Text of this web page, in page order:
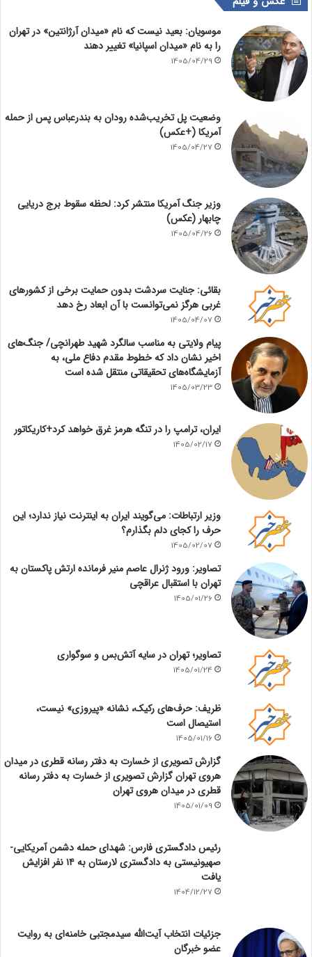
موسویان: بعید نیست که نام «میدان آرژانتین» در تهران
را به نام «میدان اسپانیا» تغییر دهند
1405/04/29
وضعیت پل تخریب‌شده رودان به بندرعباس پس از حمله
آمریکا (+عکس)
1405/04/27
وزیر جنگ آمریکا منتشر کرد: لحظه سقوط برج دریایی
چابهار (عکس)
1405/04/26
بقائی: جنایت سردشت بدون حمایت برخی از کشورهای
غربی هرگز نمی‌توانست با آن ابعاد رخ دهد
1405/04/07
پیام ولایتی به مناسب سالگرد شهید طهرانچی/ جنگ‌های
اخیر نشان داد که خطوط مقدم دفاع ملی، به
آزمایشگاه‌های تحقیقاتی منتقل شده است
1405/03/23
ایران، ترامپ را در تنگه هرمز غرق خواهد کرد+کاریکاتور
1405/02/17
وزیر ارتباطات: می‌گویند ایران به اینترنت نیاز ندارد؛ این
حرف را کجای دلم بگذارم؟
1405/02/07
تصاویر: ورود ژنرال عاصم منیر فرمانده ارتش پاکستان به
تهران با استقبال عراقچی
1405/01/26
تصاویر؛ تهران در سایه آتش‌بس و سوگواری
1405/01/24
ظریف: حرف‌های رکیک، نشانه «پیروزی» نیست،
استیصال است
1405/01/16
گزارش تصویری از خسارت به دفتر رسانه قطری در میدان
هروی تهران گزارش تصویری از خسارت به دفتر رسانه
قطری در میدان هروی تهران
1405/01/09
رئیس دادگستری فارس: شهدای حمله دشمن آمریکایی-
صهیونیستی به دادگستری لارستان به ۱۴ نفر افزایش
یافت
1404/12/27
جزئیات انتخاب آیت‌الله سیدمجتبی خامنه‌ای به روایت
عضو خبرگان